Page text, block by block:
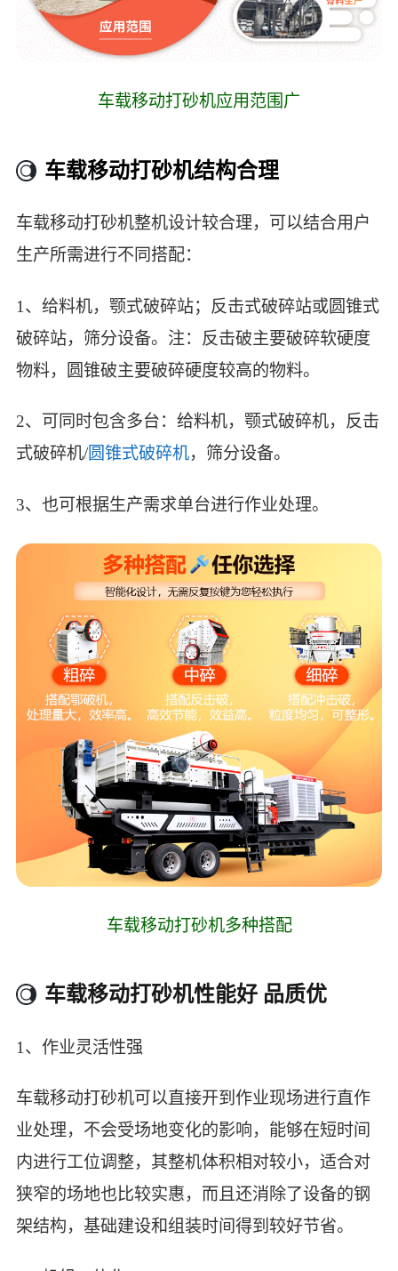
车载移动打砂机应用范围广
车载移动打砂机结构合理
车载移动打砂机整机设计较合理，可以结合用户
生产所需进行不同搭配：
1、给料机，颚式破碎站；反击式破碎站或圆锥式
破碎站，筛分设备。注：反击破主要破碎软硬度
物料，圆锥破主要破碎硬度较高的物料。
2、可同时包含多台：给料机，颚式破碎机，反击
式破碎机/圆锥式破碎机，筛分设备。
3、也可根据生产需求单台进行作业处理。
车载移动打砂机多种搭配
车载移动打砂机性能好 品质优
1、作业灵活性强
车载移动打砂机可以直接开到作业现场进行直作
业处理，不会受场地变化的影响，能够在短时间
内进行工位调整，其整机体积相对较小，适合对
狭窄的场地也比较实惠，而且还消除了设备的钢
架结构，基础建设和组装时间得到较好节省。